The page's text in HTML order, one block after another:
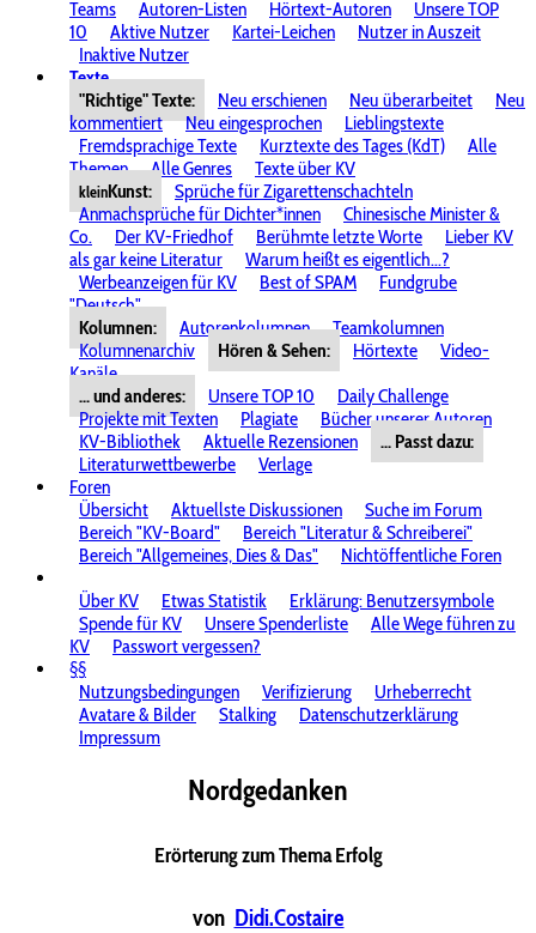
Teams
Autoren-Listen Hörtext-Autoren
Unsere TOP
10
Aktive Nutzer Kartei-Leichen
Nutzer in Auszeit
Inaktive Nutzer
Texte
"Richtige" Texte:
Neu erschienen Neu überarbeitet
Neu
kommentiert
Neu eingesprochen
Lieblingstexte
Fremdsprachige Texte
Kurztexte des Tages (KdT)
Alle
Themen
Alle Genres Texte über KV
kleinKunst:
Sprüche für Zigarettenschachteln
Anmachsprüche für Dichter*innen
Chinesische Minister &
Co.
Der KV-Friedhof Berühmte letzte Worte
Lieber KV
als gar keine Literatur
Warum heißt es eigentlich...?
Werbeanzeigen für KV
Best of SPAM
Fundgrube
"Deutsch"
Kolumnen:
Autorenkolumnen
Teamkolumnen
Kolumnenarchiv
Hören & Sehen: Hörtexte
Video-
Kanäle
... und anderes:
Unsere TOP 10
Daily Challenge
Projekte mit Texten
Plagiate
Bücher unserer Autoren
KV-Bibliothek
Aktuelle Rezensionen
... Passt dazu:
Literaturwettbewerbe
Verlage
Foren
Übersicht
Aktuellste Diskussionen
Suche im Forum
Bereich "KV-Board"
Bereich "Literatur & Schreiberei"
Bereich "Allgemeines, Dies & Das"
Nichtöffentliche Foren
Über KV
Etwas Statistik
Erklärung: Benutzersymbole
Spende für KV
Unsere Spenderliste
Alle Wege führen zu
KV
Passwort vergessen?
§§
Nutzungsbedingungen
Verifizierung
Urheberrecht
Avatare & Bilder
Stalking
Datenschutzerklärung
Impressum
Nordgedanken
Erörterung zum Thema Erfolg
von Didi.Costaire